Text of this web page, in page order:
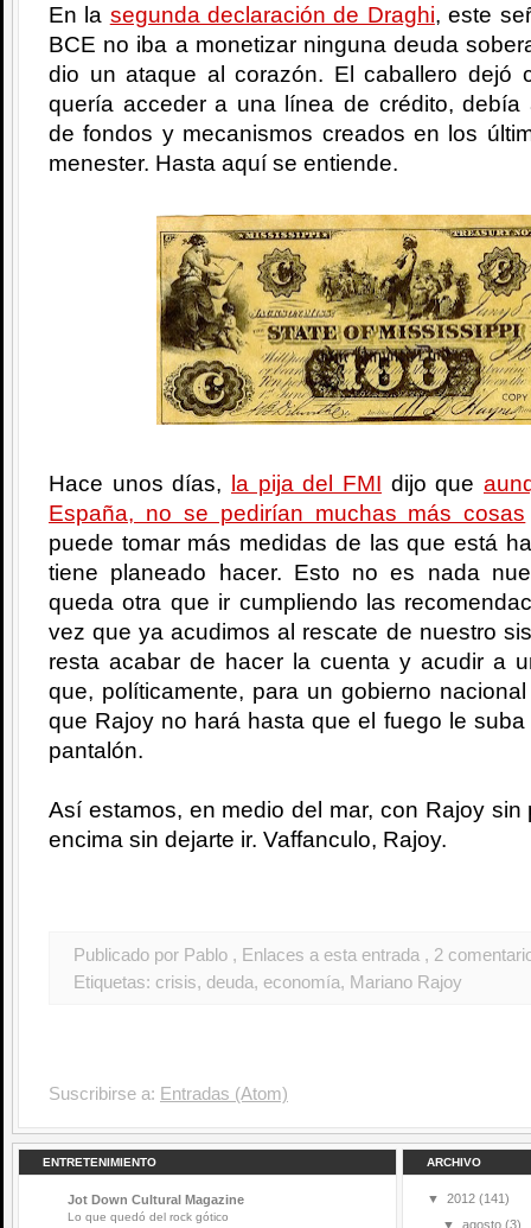
En la segunda declaración de Draghi, este
BCE no iba a monetizar ninguna deuda
dio un ataque al corazón. El caballero dejó
quería acceder a una línea de crédito, debía
de fondos y mecanismos creados en los
menester. Hasta aquí se entiende.
Hace unos días, la pija del FMI dijo que
España, no se pedirían muchas más cosas
puede tomar más medidas de las que está
tiene planeado hacer. Esto no es nada
queda otra que ir cumpliendo las
vez que ya acudimos al rescate de nuestro
resta acabar de hacer la cuenta y acudir a
que, políticamente, para un gobierno
que Rajoy no hará hasta que el fuego le
pantalón.
Así estamos, en medio del mar, con Rajoy
encima sin dejarte ir. Vaffanculo, Rajoy.
Publicado por Pablo , Enlaces a esta entrada , 2
Etiquetas: crisis, deuda, economía, Mariano Rajoy
Suscribirse a: Entradas (Atom)
ENTRETENIMIENTO
Jot Down Cultural Magazine
Lo que quedó del rock gótico
ARCHIVO
▼ 2012 (141)
▼
agosto (3)